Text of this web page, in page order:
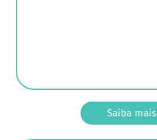
Saiba mais